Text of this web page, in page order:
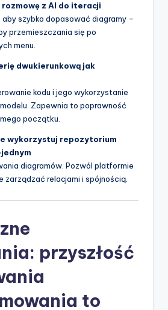
z AI do iteracji
szybko dopasować diagramy –
przemieszczania się po
menu.
dwukierunkową jak
kodu i jego wykorzystanie
Zapewnia to poprawność
początku.
wykorzystuj repozytorium
diagramów. Pozwól platformie
zarządzać relacjami i spójnością.
przyszłość
to